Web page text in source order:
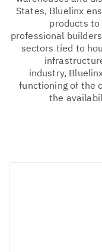
States, Bluelinx
products
professional
sectors tied to
industry,
functioning of the
the